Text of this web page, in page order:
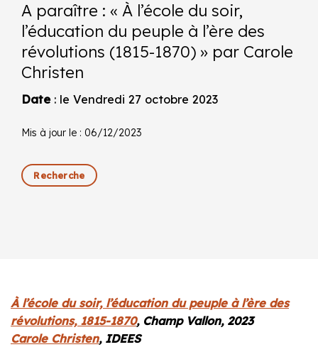
A paraître : « À l’école du soir,
l’éducation du peuple à l’ère des
révolutions (1815-1870) » par Carole
Christen
Date: le Vendredi 27 octobre 2023
Mis à jour le : 06/12/2023
Recherche
À l’école du soir, l’éducation du peuple à l’ère des
révolutions, 1815-1870, Champ Vallon, 2023
Carole Christen, IDEES